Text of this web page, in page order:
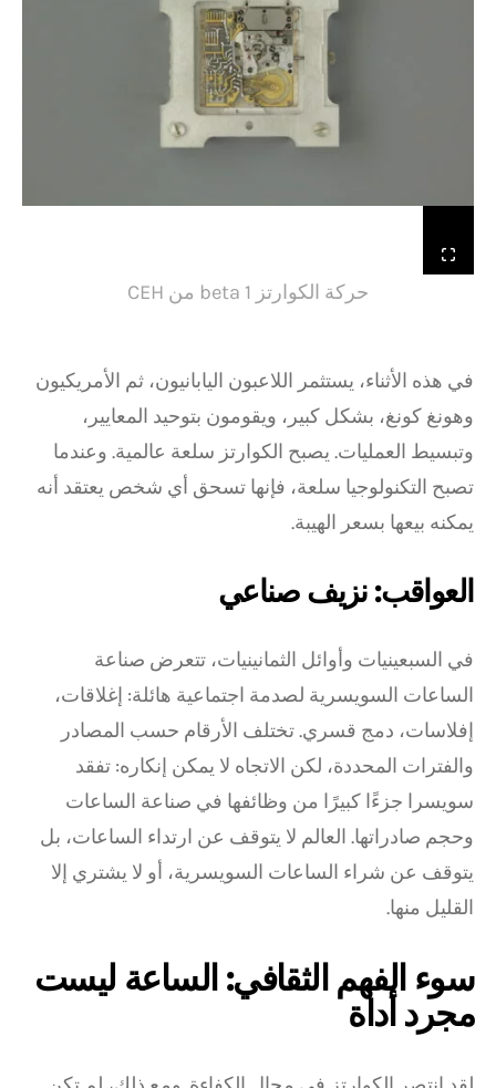
حركة الكوارتز beta 1 من CEH
في هذه الأثناء، يستثمر اللاعبون اليابانيون، ثم الأمريكيون
وهونغ كونغ، بشكل كبير، ويقومون بتوحيد المعايير،
وتبسيط العمليات. يصبح الكوارتز سلعة عالمية. وعندما
تصبح التكنولوجيا سلعة، فإنها تسحق أي شخص يعتقد أنه
يمكنه بيعها بسعر الهيبة.
العواقب: نزيف صناعي
في السبعينيات وأوائل الثمانينيات، تتعرض صناعة
الساعات السويسرية لصدمة اجتماعية هائلة: إغلاقات،
إفلاسات، دمج قسري. تختلف الأرقام حسب المصادر
والفترات المحددة، لكن الاتجاه لا يمكن إنكاره: تفقد
سويسرا جزءًا كبيرًا من وظائفها في صناعة الساعات
وحجم صادراتها. العالم لا يتوقف عن ارتداء الساعات، بل
يتوقف عن شراء الساعات السويسرية، أو لا يشتري إلا
القليل منها.
سوء الفهم الثقافي: الساعة ليست
مجرد أداة